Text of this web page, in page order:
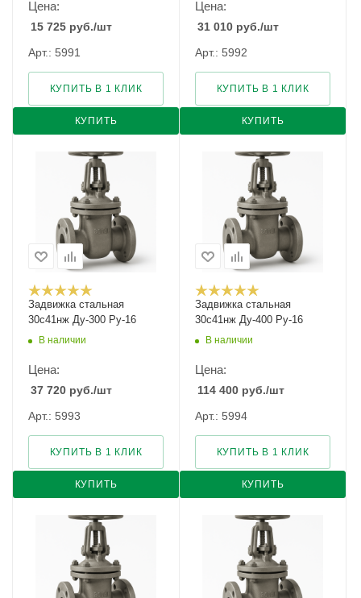
Цена:
15 725 руб./шт
Арт.: 5991
КУПИТЬ
КУПИТЬ В 1 КЛИК
Цена:
31 010 руб./шт
Арт.: 5992
КУПИТЬ
КУПИТЬ В 1 КЛИК
Задвижка стальная
30с41нж Ду-300 Ру-16
В наличии
Цена:
37 720 руб./шт
Арт.: 5993
КУПИТЬ
КУПИТЬ В 1 КЛИК
Задвижка стальная
30с41нж Ду-400 Ру-16
В наличии
Цена:
114 400 руб./шт
Арт.: 5994
КУПИТЬ
КУПИТЬ В 1 КЛИК